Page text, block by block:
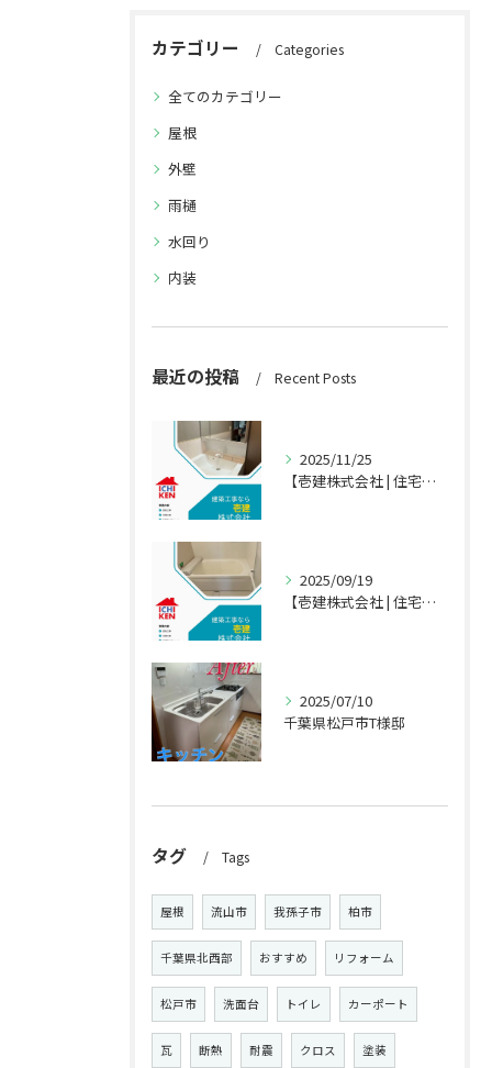
カテゴリー Categories
全てのカテゴリー
屋根
外壁
雨樋
水回り
内装
最近の投稿 Recent Posts
2025/11/25
【壱建株式会社 | 住宅・店舗のリフォーム専門店】
2025/09/19
【壱建株式会社 | 住宅・店舗のリフォーム専門店】
2025/07/10
千葉県松戸市T様邸
タグ Tags
屋根 流山市 我孫子市 柏市
千葉県北西部 おすすめ リフォーム
松戸市 洗面台 トイレ カーポート
瓦 断熱 耐震 クロス 塗装